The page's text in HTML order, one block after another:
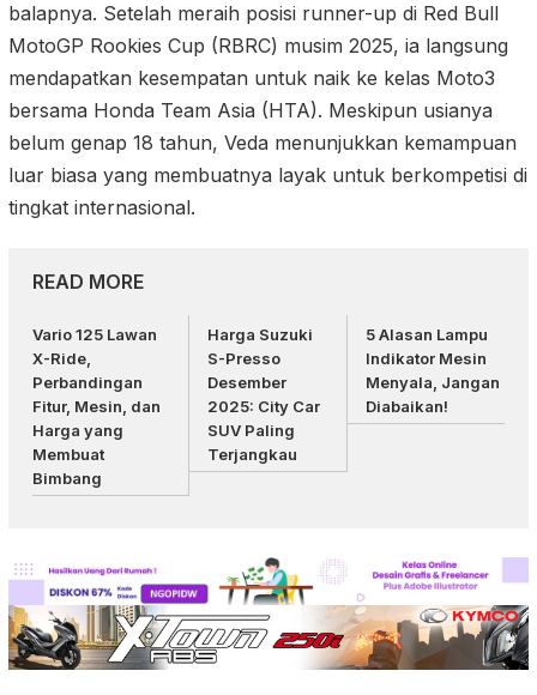
balapnya. Setelah meraih posisi runner-up di Red Bull
MotoGP Rookies Cup (RBRC) musim 2025, ia langsung
mendapatkan kesempatan untuk naik ke kelas Moto3
bersama Honda Team Asia (HTA). Meskipun usianya
belum genap 18 tahun, Veda menunjukkan kemampuan
luar biasa yang membuatnya layak untuk berkompetisi di
tingkat internasional.
READ MORE
Vario 125 Lawan
X-Ride,
Perbandingan
Fitur, Mesin, dan
Harga yang
Membuat
Bimbang
Harga Suzuki
S-Presso
Desember
2025: City Car
SUV Paling
Terjangkau
5 Alasan Lampu
Indikator Mesin
Menyala, Jangan
Diabaikan!